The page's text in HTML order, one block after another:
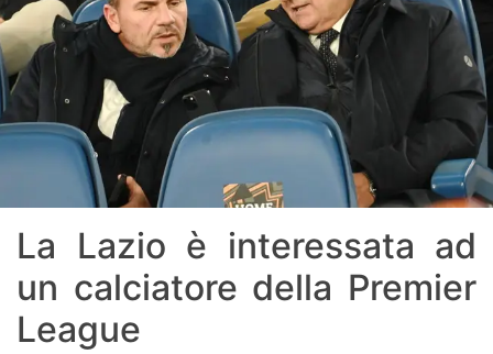
La Lazio è interessata ad
un calciatore della Premier
League